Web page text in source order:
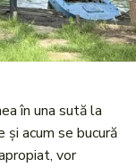
în una sută la
acum se bucură
vor